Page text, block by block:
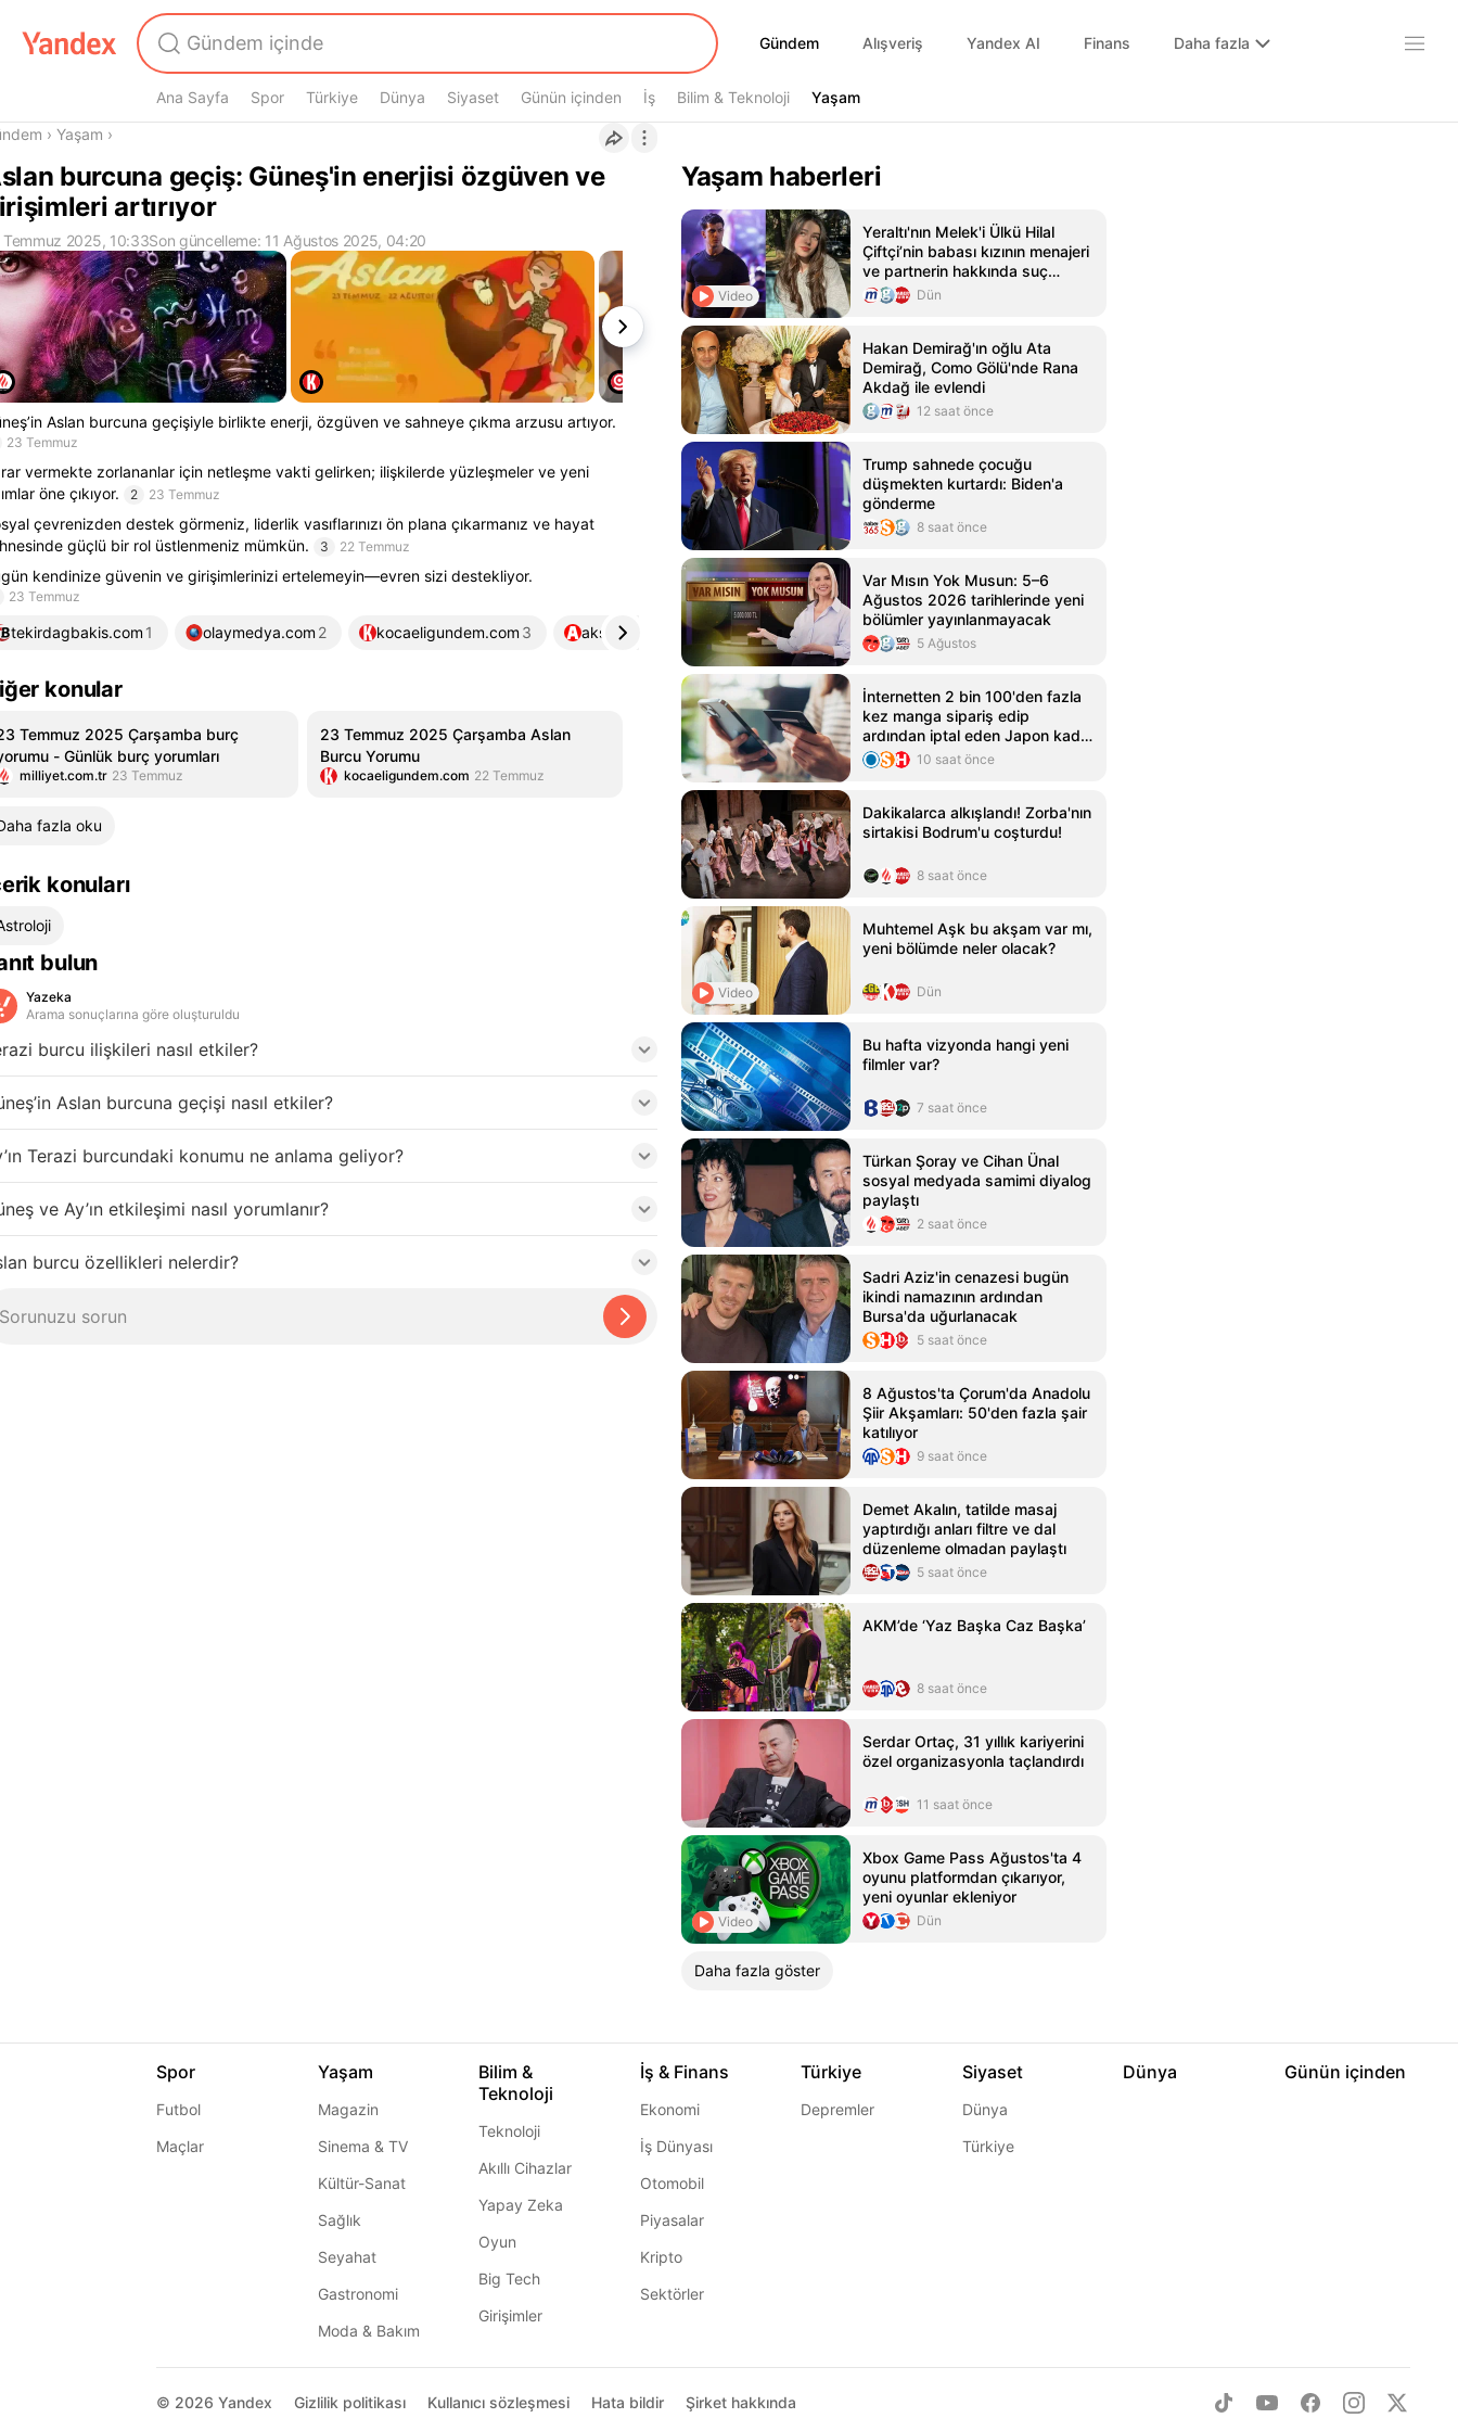
Gündem
Gündem Alışveriş Yandex AI Finans Daha fazla
Ana Sayfa Spor Türkiye Dünya Siyaset Günün içinden İş Bilim & Teknoloji Yaşam
Yaşam
› Yaşam ›
burcuna geçiş: Güneş'in enerjisi özgüven ve
artırıyor
Temmuz 2025, 10:33Son güncelleme: 11 Ağustos 2025, 04:20
Aslan burcuna geçişiyle birlikte enerji, özgüven ve sahneye çıkma arzusu artıyor.
23 Temmuz
vermekte zorlananlar için netleşme vakti gelirken; ilişkilerde yüzleşmeler ve yeni
öne çıkıyor.
2 23 Temmuz
çevrenizden destek görmeniz, liderlik vasıflarınızı ön plana çıkarmanız ve hayat
güçlü bir rol üstlenmeniz mümkün.
3 22 Temmuz
kendinize güvenin ve girişimlerinizi ertelemeyin—evren sizi destekliyor.
23 Temmuz
tekirdagbakis.com 1 olaymedya.com 2 kocaeligundem.com 3 aksam.com.tr 4
konular
Temmuz 2025 Çarşamba burç
- Günlük burç yorumları
milliyet.com.tr 23 Temmuz
23 Temmuz 2025 Çarşamba Aslan
Burcu Yorumu
kocaeligundem.com 22 Temmuz
fazla oku
konuları
bulun
Yazeka
Arama sonuçlarına göre oluşturuldu
burcu ilişkileri nasıl etkiler?
Aslan burcuna geçişi nasıl etkiler?
Terazi burcundaki konumu ne anlama geliyor?
ve Ay’ın etkileşimi nasıl yorumlanır?
burcu özellikleri nelerdir?
Yaşam haberleri
Video
Yeraltı'nın Melek'i Ülkü Hilal
Çiftçi’nin babası kızının menajeri
ve partnerin hakkında suç
duyurusunda bulundu! 10 yaş
büyük isimle aşk yaşıyor -
Dün
Hakan Demirağ'ın oğlu Ata
Demirağ, Como Gölü'nde Rana
Akdağ ile evlendi
12 saat önce
Trump sahnede çocuğu
düşmekten kurtardı: Biden'a
gönderme
8 saat önce
Var Mısın Yok Musun: 5–6
Ağustos 2026 tarihlerinde yeni
bölümler yayınlanmayacak
5 Ağustos
İnternetten 2 bin 100'den fazla
kez manga sipariş edip
ardından iptal eden Japon kadın
tutuklandı10 saat önce
Dakikalarca alkışlandı! Zorba'nın
sirtakisi Bodrum'u coşturdu!
8 saat önce
Video
Muhtemel Aşk bu akşam var mı,
yeni bölümde neler olacak?
Dün
Bu hafta vizyonda hangi yeni
filmler var?
7 saat önce
Türkan Şoray ve Cihan Ünal
sosyal medyada samimi diyalog
paylaştı
2 saat önce
Sadri Aziz'in cenazesi bugün
ikindi namazının ardından
Bursa'da uğurlanacak
5 saat önce
8 Ağustos'ta Çorum'da Anadolu
Şiir Akşamları: 50'den fazla şair
katılıyor
9 saat önce
Demet Akalın, tatilde masaj
yaptırdığı anları filtre ve dal
düzenleme olmadan paylaştı
5 saat önce
AKM’de ‘Yaz Başka Caz Başka’
8 saat önce
Serdar Ortaç, 31 yıllık kariyerini
özel organizasyonla taçlandırdı
11 saat önce
Video
Xbox Game Pass Ağustos'ta 4
oyunu platformdan çıkarıyor,
yeni oyunlar ekleniyor
Dün
Daha fazla göster
Spor
Futbol
Maçlar
Yaşam
Magazin
Sinema & TV
Kültür-Sanat
Sağlık
Seyahat
Gastronomi
Moda & Bakım
Bilim &
Teknoloji
Teknoloji
Akıllı Cihazlar
Yapay Zeka
Oyun
Big Tech
Girişimler
İş & Finans
Ekonomi
İş Dünyası
Otomobil
Piyasalar
Kripto
Sektörler
Türkiye
Depremler
Siyaset
Dünya
Türkiye
Dünya Günün içinden
© 2026 Yandex Gizlilik politikası Kullanıcı sözleşmesi Hata bildir Şirket hakkında